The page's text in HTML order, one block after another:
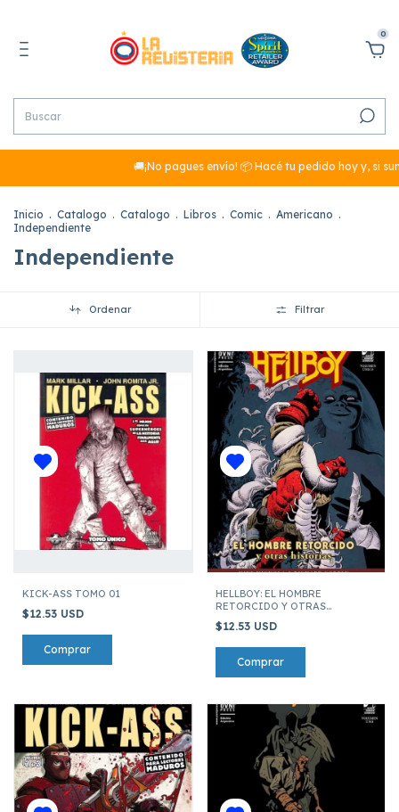
0
🚚¡No pagues envío! 📦 Hacé tu pedido hoy y, si sumás más
Inicio . Catalogo . Catalogo . Libros . Comic . Americano .
Independiente
Independiente
Ordenar Filtrar
KICK-ASS TOMO 01
$12.53 USD
HELLBOY: EL HOMBRE
RETORCIDO Y OTRAS
$12.53 USD